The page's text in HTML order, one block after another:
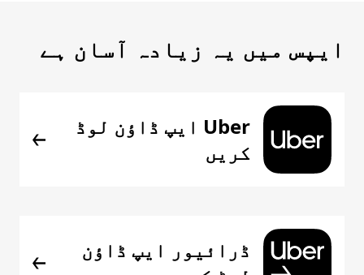
ایپس میں یہ زیادہ آسان ہے
Uber ایپ ڈاؤن لوڈ
کریں
ڈرائیور ایپ ڈاؤن